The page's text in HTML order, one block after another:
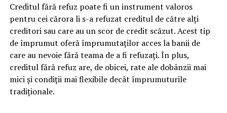
Creditul fără refuz poate fi un instrument valoros
pentru cei cărora li s-a refuzat creditul de către alți
creditori sau care au un scor de credit scăzut. Acest tip
de împrumut oferă împrumutaților acces la banii de
care au nevoie fără teama de a fi refuzați. În plus,
creditul fără refuz are, de obicei, rate ale dobânzii mai
mici și condiții mai flexibile decât împrumuturile
tradiționale.